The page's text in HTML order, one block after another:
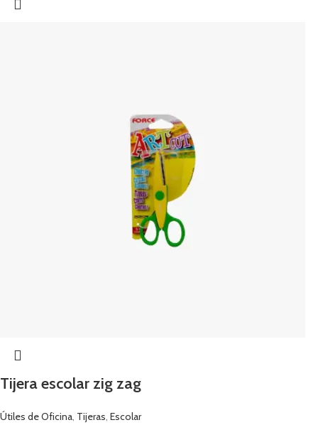
Tijera escolar zig zag
Útiles de Oficina, Tijeras, Escolar